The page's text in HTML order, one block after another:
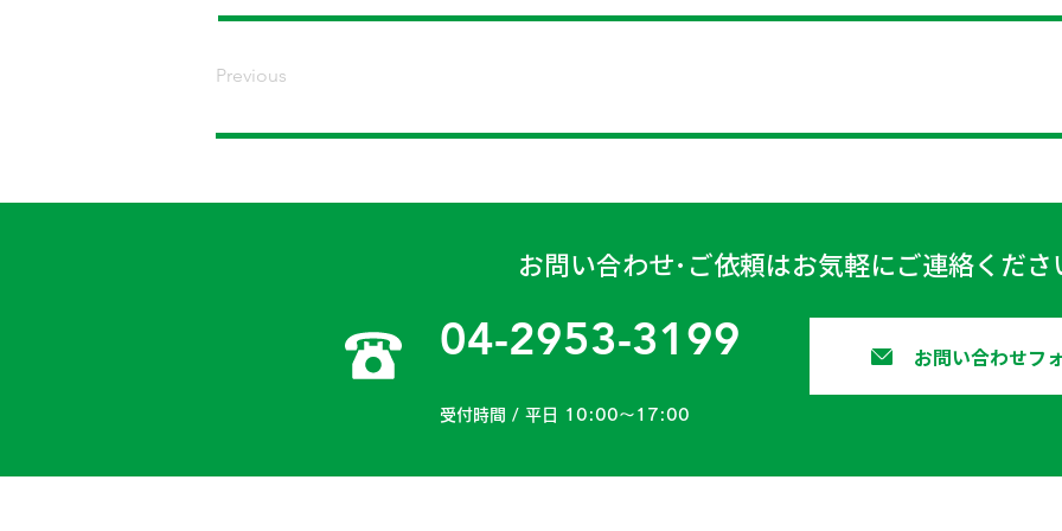
Previous
お問い合わせ･ご依頼はお気軽にご連絡くださ
04-2953-3199
受付時間 / 平日 10:00〜17:00
お問い合わせフ